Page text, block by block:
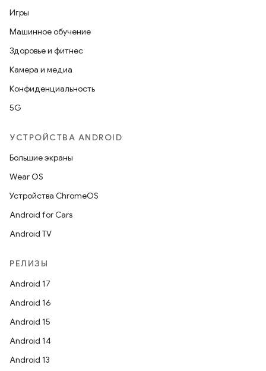
Игры
Машинное обучение
Здоровье и фитнес
Камера и медиа
Конфиденциальность
5G
УСТРОЙСТВА ANDROID
Большие экраны
Wear OS
Устройства ChromeOS
Android for Cars
Android TV
РЕЛИЗЫ
Android 17
Android 16
Android 15
Android 14
Android 13